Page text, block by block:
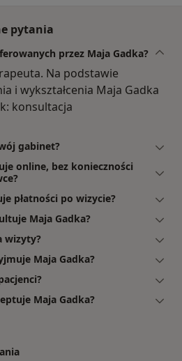
pytania
przez Maja Gadka?
Na podstawie
i wykształcenia Maja Gadka
konsultacja
gabinet?
online, bez konieczności
płatności po wizycie?
Maja Gadka?
wizyty?
Maja Gadka?
Maja Gadka?